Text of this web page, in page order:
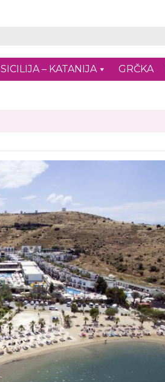
SICILIJA – KATANIJA GRČKA